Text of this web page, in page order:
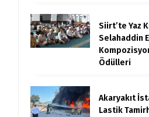
Siirt’te Yaz
Selahaddin
Ödülleri
Akaryakıt
Lastik